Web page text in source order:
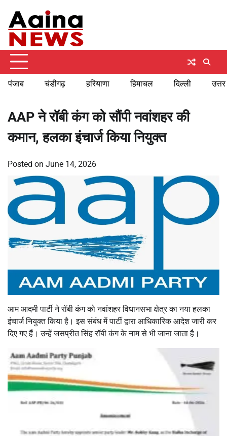
content
पंजाब चंडीगढ़ हरियाणा हिमाचल दिल्ली
AAP ने रॉबी कंग को सौंपी नवांशहर की
कमान, हलका इंचार्ज किया नियुक्त
Posted on June 14, 2026
आम आदमी पार्टी ने रॉबी कंग को नवांशहर विधानसभा क्षेत्र का नया हलका
इंचार्ज नियुक्त किया है। इस संबंध में पार्टी द्वारा आधिकारिक आदेश जारी कर
दिए गए हैं। उन्हें जसप्रीत सिंह रॉबी कंग के नाम से भी जाना जाता है।